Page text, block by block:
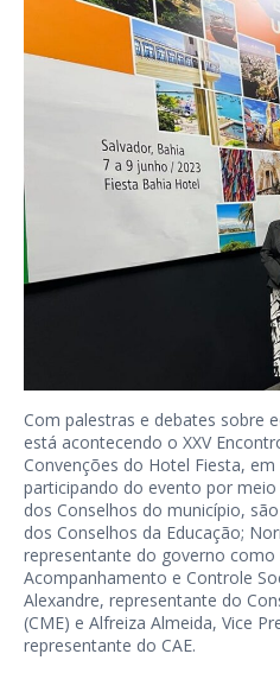
Com palestras e debates sobre
está acontecendo o XXV
Convenções do Hotel Fiesta, em
participando do evento por
dos Conselhos do município,
dos Conselhos da Educação;
representante do governo
Acompanhamento e Controle
Alexandre, representante do
(CME) e Alfreiza Almeida, Vice
representante do CAE.